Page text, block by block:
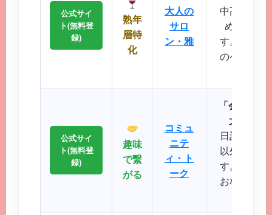
公式サイ
ト(無料登
録)
熟年
層特
化
大人の
サロ
ン・雅
中高年層
め、同世
す。周囲を
のペースで
公式サイ
ト(無料登
録)
趣味
で繋
がる
コミュ
ニテ
ィ・ト
ーク
「会員数
大SNS
日記や掲
以外の機
す。共通の
お相手と